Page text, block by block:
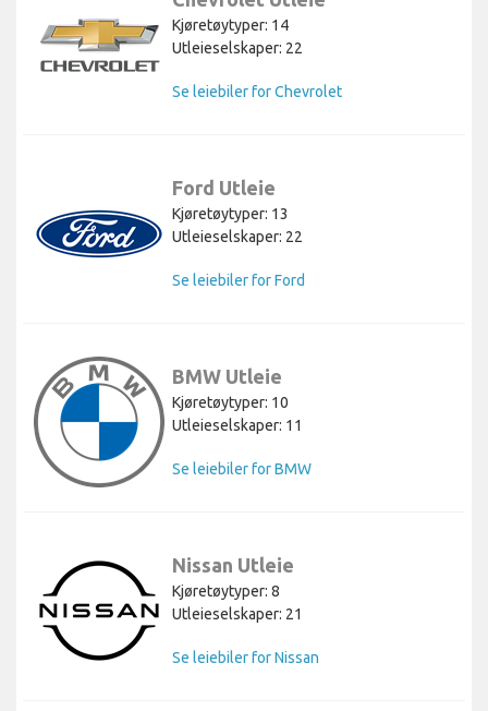
Kjøretøytyper: 14
Utleieselskaper: 22
Se leiebiler for Chevrolet
Ford Utleie
Kjøretøytyper: 13
Utleieselskaper: 22
Se leiebiler for Ford
BMW Utleie
Kjøretøytyper: 10
Utleieselskaper: 11
Se leiebiler for BMW
Nissan Utleie
Kjøretøytyper: 8
Utleieselskaper: 21
Se leiebiler for Nissan